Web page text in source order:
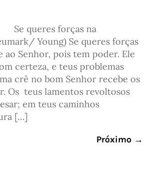
queres forças na
Young) Se queres forças
ao Senhor, pois tem poder. Ele
certeza, e teus problemas
crê no bom Senhor recebe os
Os teus lamentos revoltosos
em teus caminhos
[…]
Próximo →